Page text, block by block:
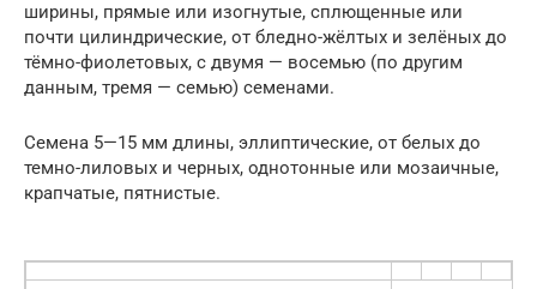
ширины, прямые или изогнутые, сплющенные или
почти цилиндрические, от бледно-жёлтых и зелёных до
тёмно-фиолетовых, с двумя — восемью (по другим
данным, тремя — семью) семенами.
Семена 5—15 мм длины, эллиптические, от белых до
темно-лиловых и черных, однотонные или мозаичные,
крапчатые, пятнистые.